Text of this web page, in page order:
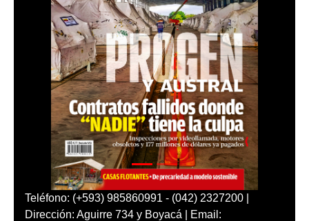
Teléfono: (+593) 985860991 - (042) 2327200 |
Dirección: Aguirre 734 y Boyacá | Email: